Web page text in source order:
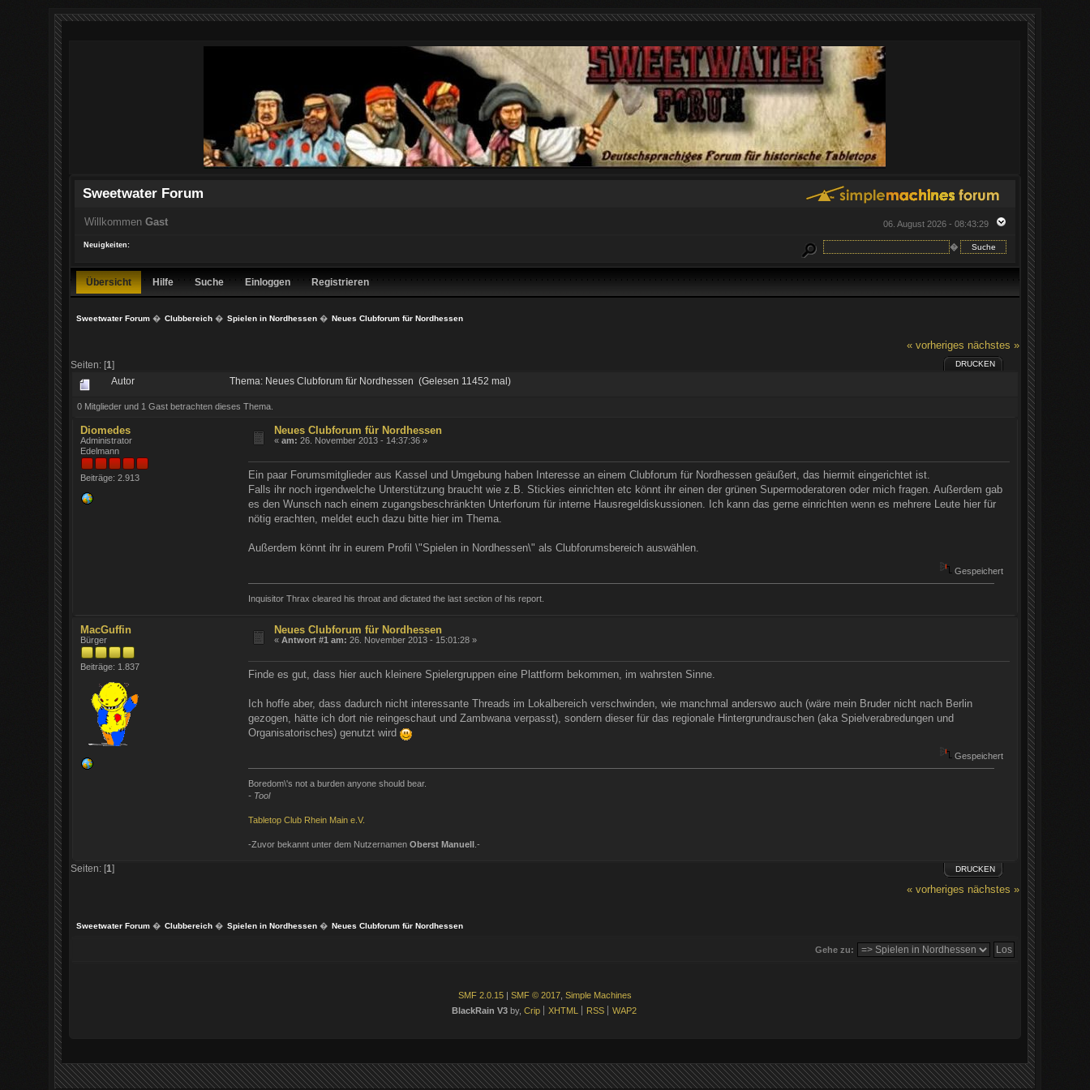
Sweetwater Forum
06. August 2026 - 08:43:29
Willkommen Gast
�
Neuigkeiten:
Übersicht Hilfe Suche Einloggen Registrieren
Sweetwater Forum� Clubbereich� Spielen in Nordhessen� Neues Clubforum für Nordhessen
« vorheriges nächstes »
Seiten: [1] DRUCKEN
Autor Thema: Neues Clubforum für Nordhessen (Gelesen 11452 mal)
0 Mitglieder und 1 Gast betrachten dieses Thema.
Diomedes
Administrator
Edelmann
Beiträge: 2.913
Neues Clubforum für Nordhessen
«am: 26. November 2013 - 14:37:36 »
Ein paar Forumsmitglieder aus Kassel und Umgebung haben Interesse an einem Clubforum für Nordhessen geäußert, das hiermit eingerichtet ist.
Falls ihr noch irgendwelche Unterstützung braucht wie z.B. Stickies einrichten etc könnt ihr einen der grünen Supermoderatoren oder mich fragen. Außerdem gab
es den Wunsch nach einem zugangsbeschränkten Unterforum für interne Hausregeldiskussionen. Ich kann das gerne einrichten wenn es mehrere Leute hier für
nötig erachten, meldet euch dazu bitte hier im Thema.
Außerdem könnt ihr in eurem Profil \"Spielen in Nordhessen\" als Clubforumsbereich auswählen.
Gespeichert
Inquisitor Thrax cleared his throat and dictated the last section of his report.
MacGuffin
Bürger
Beiträge: 1.837
Neues Clubforum für Nordhessen
«Antwort #1 am: 26. November 2013 - 15:01:28 »
Finde es gut, dass hier auch kleinere Spielergruppen eine Plattform bekommen, im wahrsten Sinne.
Ich hoffe aber, dass dadurch nicht interessante Threads im Lokalbereich verschwinden, wie manchmal anderswo auch (wäre mein Bruder nicht nach Berlin
gezogen, hätte ich dort nie reingeschaut und Zambwana verpasst), sondern dieser für das regionale Hintergrundrauschen (aka Spielverabredungen und
Organisatorisches) genutzt wird
Gespeichert
Boredom\'s not a burden anyone should bear.
- Tool
Tabletop Club Rhein Main e.V.
-Zuvor bekannt unter dem Nutzernamen Oberst Manuell.-
DRUCKEN
Seiten: [1]
« vorheriges nächstes »
Sweetwater Forum� Clubbereich� Spielen in Nordhessen� Neues Clubforum für Nordhessen
Gehe zu:
SMF 2.0.15 SMF © 2017 Simple Machines
BlackRain V3 by, Crip XHTML RSS WAP2